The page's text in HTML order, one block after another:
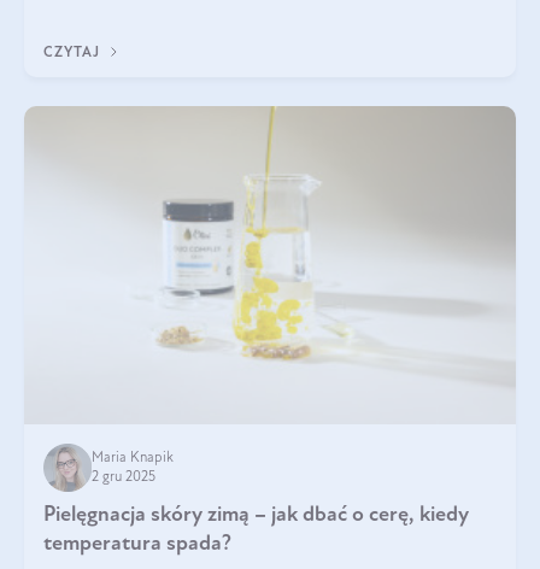
CZYTAJ
Maria Knapik
2 gru 2025
Pielęgnacja skóry zimą – jak dbać o cerę, kiedy
temperatura spada?